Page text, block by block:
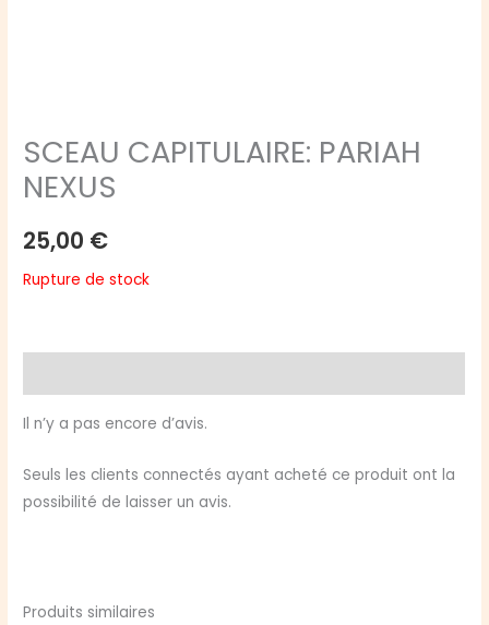
SCEAU CAPITULAIRE: PARIAH
NEXUS
25,00 €
Rupture de stock
Il n’y a pas encore d’avis.
Seuls les clients connectés ayant acheté ce produit ont la
possibilité de laisser un avis.
Produits similaires